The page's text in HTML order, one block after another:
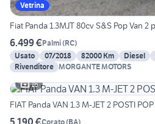
Vetrina
Fiat Panda 1.3MJT 80cv S&S Pop Van 2
6.499 €Palmi(RC)
Usato
07/2018 82000 Km Diesel
Rivenditore MORGANTE MOTORS
16
FIAT Panda VAN 1.3 M-JET 2 POSTI
Corato(BA)